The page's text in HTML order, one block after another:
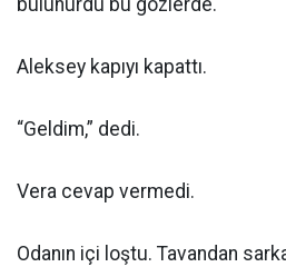
bulunurdu bu gözlerde.
Aleksey kapıyı kapattı.
“Geldim,” dedi.
Vera cevap vermedi.
Odanın içi loştu. Tavandan